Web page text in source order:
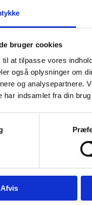
bruger cookies
at tilpasse vores
også oplysninger om
og analysepartnere.
har indsamlet fra din
Afvis
overordnede
af lokale og
om sikkerheds-
Lande
er
og engagement
og andre
idéer til egne
om samarbejde
med flere
har